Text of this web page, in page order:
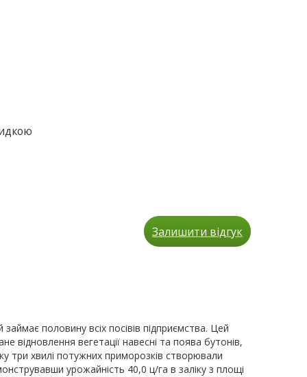
Залишити відгук
половину всіх посівів підприємства. Цей
відновлення вегетації навесні та поява бутонів,
три хвилі потужних приморозків створювали
урожайність 40,0 ц/га в заліку з площі